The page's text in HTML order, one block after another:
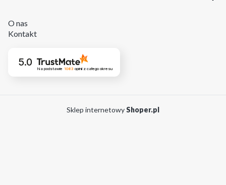
O nas
Kontakt
5.0
Na podstawie 1083 opinii z całego okresu
Sklep internetowyShoper.pl